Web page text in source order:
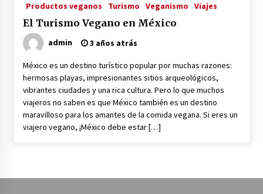
3 años atrás
Empresas Veganas: Las Novedades Globales en
el Mundo Empresarial Vegano
3 años atrás
Productos veganos
Turismo Veganismo Viajes
El Turismo Vegano en México
admin 3 años atrás
México es un destino turístico popular por muchas razones:
hermosas playas, impresionantes sitios arqueológicos,
vibrantes ciudades y una rica cultura. Pero lo que muchos
viajeros no saben es que México también es un destino
maravilloso para los amantes de la comida vegana. Si eres un
viajero vegano, ¡México debe estar […]